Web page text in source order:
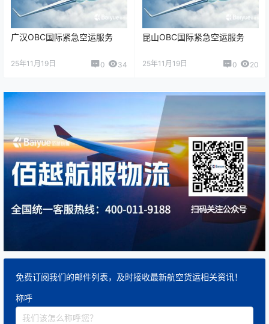
广汉OBC国际紧急空运服务
25年11月19日 0 34
昆山OBC国际紧急空运服务
25年11月19日 0 20
免费订阅我们的邮件列表，及时接收最新航空货运相关资讯！
称呼